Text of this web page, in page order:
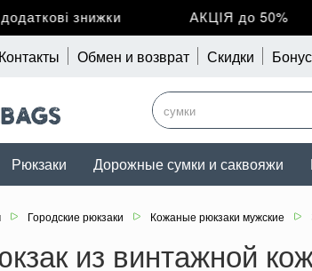
знижки АКЦІЯ до 50%
Контакты Обмен и возврат Скидки
Рюкзаки Дорожные сумки и саквояжи
Городские рюкзаки Кожаные рюкзаки мужские
из винтажной